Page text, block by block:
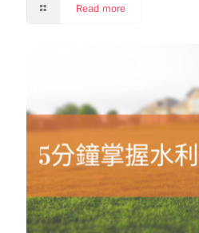
Read more